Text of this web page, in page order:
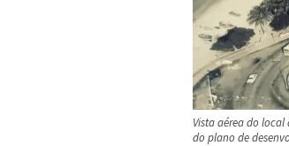
Vista aérea do
do plano de